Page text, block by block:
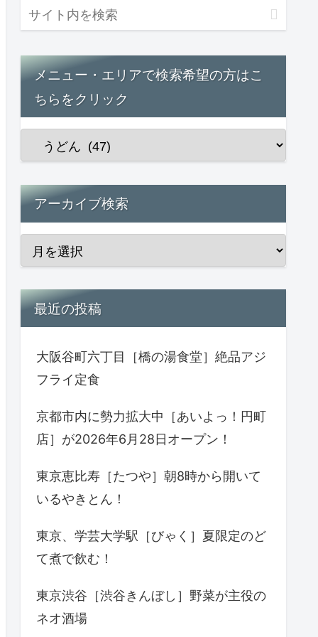
メニュー・エリアで検索希望の方はこ
ちらをクリック
アーカイブ検索
最近の投稿
大阪谷町六丁目［橋の湯食堂］絶品アジ
フライ定食
京都市内に勢力拡大中［あいよっ！円町
店］が2026年6月28日オープン！
東京恵比寿［たつや］朝8時から開いて
いるやきとん！
東京、学芸大学駅［びゃく］夏限定のど
て煮で飲む！
東京渋谷［渋谷きんぼし］野菜が主役の
ネオ酒場